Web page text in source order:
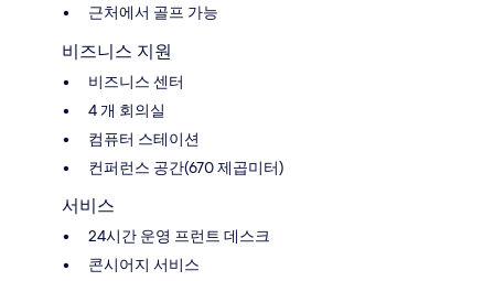
근처에서 골프 가능
비즈니스 지원
비즈니스 센터
4 개 회의실
컴퓨터 스테이션
컨퍼런스 공간(670 제곱미터)
서비스
24시간 운영 프런트 데스크
콘시어지 서비스